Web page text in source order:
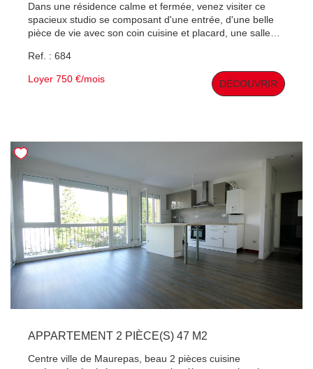
Dans une résidence calme et fermée, venez visiter ce
spacieux studio se composant d'une entrée, d'une belle
pièce de vie avec son coin cuisine et placard, une salle
extérieur privatif. Bus desservant la gare de La Verrière et
commerces à proximité. Renseignements et visites au
06.66.12.63.00
Ref. : 684
Loyer 750 €/mois DÉCOUVRIR
APPARTEMENT 2 PIÈCE(S) 47 M2
Centre ville de Maurepas, beau 2 pièces cuisine